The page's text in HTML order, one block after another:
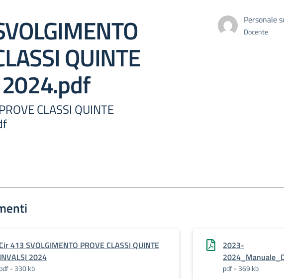
QUINTE
CLASSI QUINTE
Personale
Docente
413 SVOLGIMENTO PROVE CLASSI QUINTE
INVALSI 2024
pdf - 330 kb
2023-
pdf - 369 kb